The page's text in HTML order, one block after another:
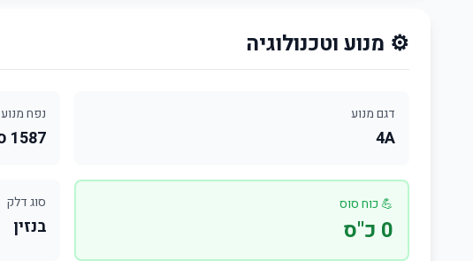
⚙️ מנוע וטכנולוגיה
דגם מנוע
4A
נפח מנוע
1587 סמ"ק
💪 כוח סוס
0 כ"ס
סוג דלק
בנזין